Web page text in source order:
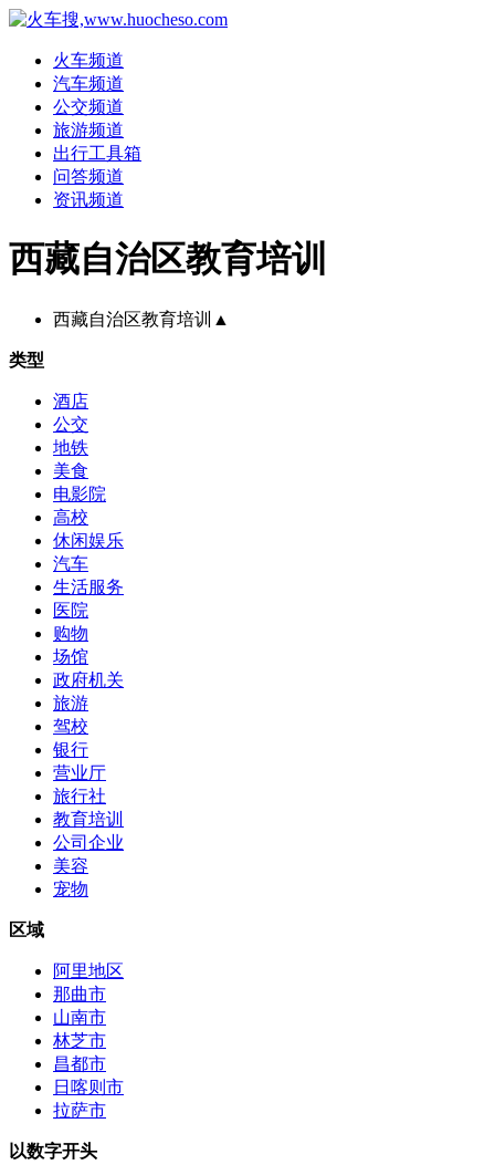
火车频道
汽车频道
公交频道
旅游频道
出行工具箱
问答频道
资讯频道
西藏自治区教育培训
西藏自治区教育培训 ▲
类型
酒店
公交
地铁
美食
电影院
高校
休闲娱乐
汽车
生活服务
医院
购物
场馆
政府机关
旅游
驾校
银行
营业厅
旅行社
教育培训
公司企业
美容
宠物
区域
阿里地区
那曲市
山南市
林芝市
昌都市
日喀则市
拉萨市
以数字开头